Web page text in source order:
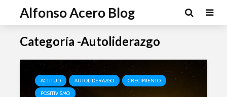
Alfonso Acero Blog
Categoría -Autoliderazgo
ACTITUD AUTOLIDERAZGO
CRECIMIENTO
POSITIVISMO